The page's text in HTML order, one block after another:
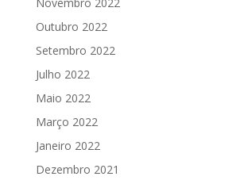
Outubro 2022
Setembro 2022
Julho 2022
Maio 2022
Março 2022
Janeiro 2022
Dezembro 2021